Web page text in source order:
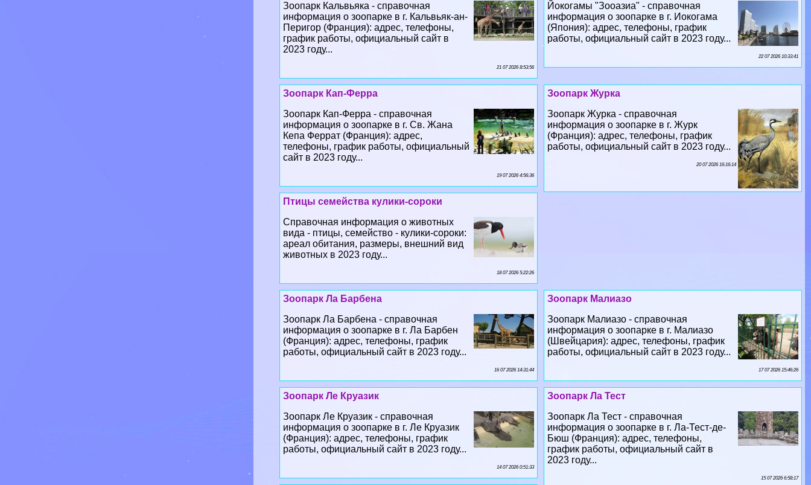
Йокогамы "Зооазиа" - справочная
информация о зоопарке в г. Иокогама
(Япония): адрес, телефоны, график
работы, официальный сайт в 2023 году...
22 07 2026 10:33:41
Зоопарк Кальвьяка - справочная
информация о зоопарке в г. Кальвьяк-ан-
Перигор (Франция): адрес, телефоны,
график работы, официальный сайт в
2023 году...
21 07 2026 8:53:56
Зоопарк Журка
Зоопарк Журка - справочная
информация о зоопарке в г. Журк
(Франция): адрес, телефоны, график
работы, официальный сайт в 2023 году...
20 07 2026 16:16:14
Зоопарк Кап-Ферра
Зоопарк Кап-Ферра - справочная
информация о зоопарке в г. Св. Жана
Кепа Феррат (Франция): адрес,
телефоны, график работы, официальный
сайт в 2023 году...
19 07 2026 4:56:36
Птицы семейства кулики-сороки
Справочная информация о животных
вида - птицы, семейство - кулики-сороки:
ареал обитания, размеры, внешний вид
животных в 2023 году...
18 07 2026 5:22:26
Зоопарк Малиазо
Зоопарк Малиазо - справочная
информация о зоопарке в г. Малиазо
(Швейцария): адрес, телефоны, график
работы, официальный сайт в 2023 году...
17 07 2026 15:46:26
Зоопарк Ла Барбена
Зоопарк Ла Барбена - справочная
информация о зоопарке в г. Ла Барбен
(Франция): адрес, телефоны, график
работы, официальный сайт в 2023 году...
16 07 2026 14:31:44
Зоопарк Ла Тест
Зоопарк Ла Тест - справочная
информация о зоопарке в г. Ла-Тест-де-
Бюш (Франция): адрес, телефоны,
график работы, официальный сайт в
2023 году...
15 07 2026 6:58:17
Зоопарк Ле Круазик
Зоопарк Ле Круазик - справочная
информация о зоопарке в г. Ле Круазик
(Франция): адрес, телефоны, график
работы, официальный сайт в 2023 году...
14 07 2026 0:51:33